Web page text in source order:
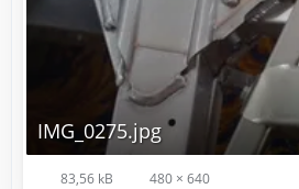
IMG_0275.jpg
83,56 kB 480 × 640